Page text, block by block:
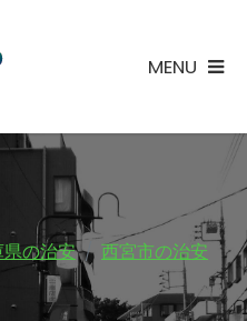
MENU
の治安
西宮市の治安